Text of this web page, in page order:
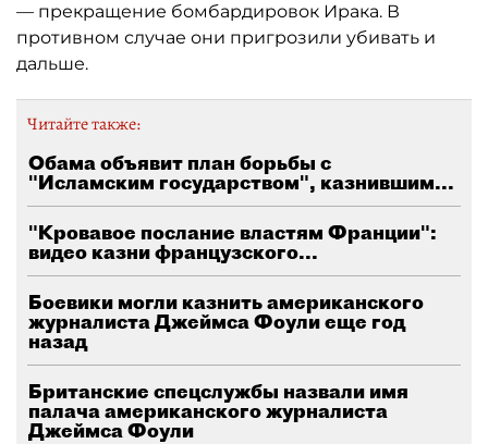
— прекращение бомбардировок Ирака. В
противном случае они пригрозили убивать и
дальше.
Читайте также:
Обама объявит план борьбы с
"Исламским государством", казнившим...
"Кровавое послание властям Франции":
видео казни французского...
Боевики могли казнить американского
журналиста Джеймса Фоули еще год
назад
Британские спецслужбы назвали имя
палача американского журналиста
Джеймса Фоули